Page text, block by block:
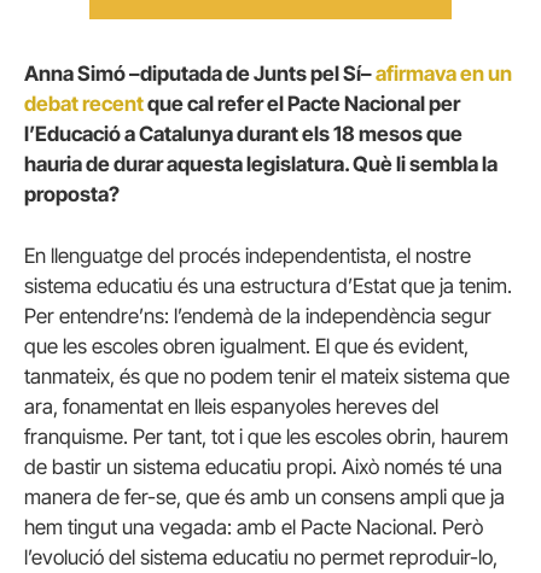
Anna Simó –diputada de Junts pel Sí–afirmava en un
debat recentque cal refer el Pacte Nacional per
l’Educació a Catalunya durant els 18 mesos que
hauria de durar aquesta legislatura. Què li sembla la
proposta?
En llenguatge del procés independentista, el nostre
sistema educatiu és una estructura d’Estat que ja tenim.
Per entendre’ns: l’endemà de la independència segur
que les escoles obren igualment. El que és evident,
tanmateix, és que no podem tenir el mateix sistema que
ara, fonamentat en lleis espanyoles hereves del
franquisme. Per tant, tot i que les escoles obrin, haurem
de bastir un sistema educatiu propi. Això només té una
manera de fer-se, que és amb un consens ampli que ja
hem tingut una vegada: amb el Pacte Nacional. Però
l’evolució del sistema educatiu no permet reproduir-lo,